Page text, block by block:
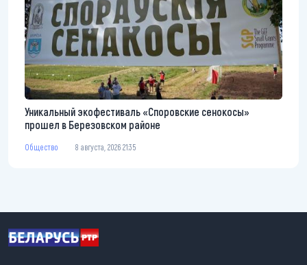
Уникальный экофестиваль «Споровские сенокосы»
прошел в Березовском районе
Общество 8 августа, 2026 21:35